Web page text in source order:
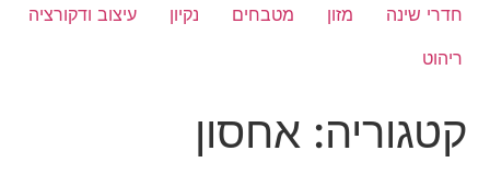
חדרי שינה
מזון מטבחים נקיון
עיצוב ודקורציה
ריהוט
קטגוריה: אחסון